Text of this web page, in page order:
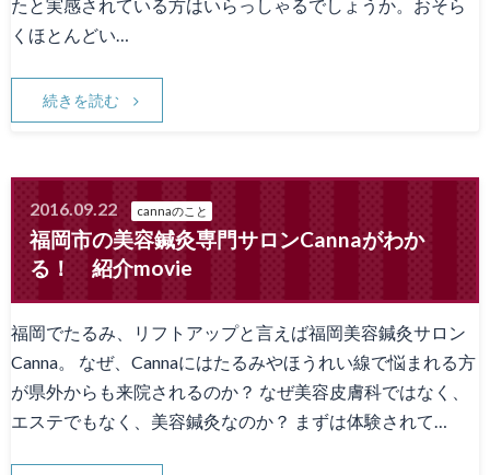
たと実感されている方はいらっしゃるでしょうか。おそら
くほとんどい…
続きを読む
2016.09.22 cannaのこと
福岡市の美容鍼灸専門サロンCannaがわか
る！ 紹介movie
福岡でたるみ、リフトアップと言えば福岡美容鍼灸サロン
Canna。 なぜ、Cannaにはたるみやほうれい線で悩まれる方
が県外からも来院されるのか？ なぜ美容皮膚科ではなく、
エステでもなく、美容鍼灸なのか？ まずは体験されて…